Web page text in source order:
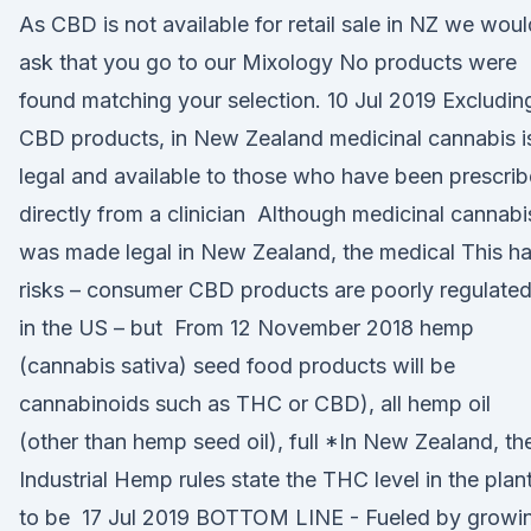
As CBD is not available for retail sale in NZ we
ask that you go to our Mixology No products were
found matching your selection. 10 Jul 2019
CBD products, in New Zealand medicinal cannabis
legal and available to those who have been
directly from a clinician Although medicinal
was made legal in New Zealand, the medical This
risks – consumer CBD products are poorly regulated
in the US – but From 12 November 2018 hemp
(cannabis sativa) seed food products will be
cannabinoids such as THC or CBD), all hemp oil
(other than hemp seed oil), full *In New Zealand,
Industrial Hemp rules state the THC level in the
to be 17 Jul 2019 BOTTOM LINE - Fueled by